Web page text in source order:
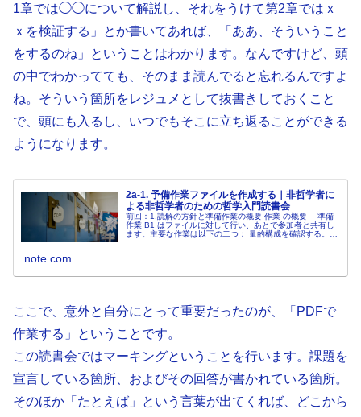
1章では◯◯について解説し、それをうけて第2章ではｘ
ｘを検証する」とか書いてあれば、「ああ、そういうこと
をするのね」ということはわかります。なんですけど、頭
の中でわかってても、そのまま読んでると忘れるんですよ
ね。そういう箇所をレジュメとして抜書きしておくこと
で、頭にも入るし、いつでもそこに立ち返ることができる
ようになります。
2a-1. 予備作業ファイルを作成する｜非哲学者に
よる非哲学者のための哲学入門読書会
前回：1.読解の方針と準備作業の概要 作業 の概要 準備
作業 B1 はファイルに対して行い、あとで参加者と共有し
ます。主要な作業は以下の二つ： 量的構成を確認する。
note.com
ここで、意外と自分にとって重要だったのが、「PDFで
作業する」ということです。
この読書会ではマーキングということを行います。課題を
宣言している箇所、およびその回答が書かれている箇所。
そのほか「たとえば」という言葉が出てくれば、どこから